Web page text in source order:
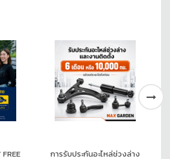
การรับประกันอะไหล่ช่วงล่าง